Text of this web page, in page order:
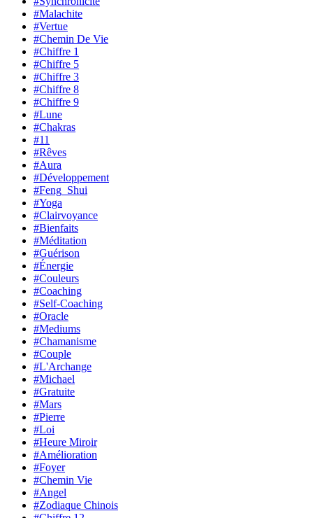
#Malachite
#Vertue
#Chemin De Vie
#Chiffre 1
#Chiffre 5
#Chiffre 3
#Chiffre 8
#Chiffre 9
#Lune
#Chakras
#11
#Rêves
#Aura
#Développement
#Feng_Shui
#Yoga
#Clairvoyance
#Bienfaits
#Méditation
#Guérison
#Énergie
#Couleurs
#Coaching
#Self-Coaching
#Oracle
#Mediums
#Chamanisme
#Couple
#L'Archange
#Michael
#Gratuite
#Mars
#Pierre
#Loi
#Heure Miroir
#Amélioration
#Foyer
#Chemin Vie
#Angel
#Zodiaque Chinois